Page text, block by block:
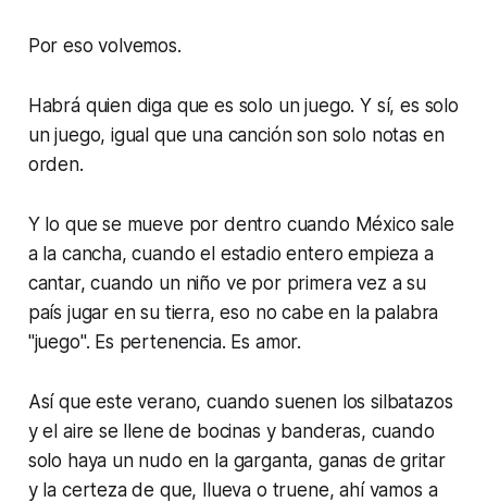
Por eso volvemos.
Habrá quien diga que es solo un juego. Y sí, es solo
un juego, igual que una canción son solo notas en
orden.
Y lo que se mueve por dentro cuando México sale
a la cancha, cuando el estadio entero empieza a
cantar, cuando un niño ve por primera vez a su
país jugar en su tierra, eso no cabe en la palabra
"juego". Es pertenencia. Es amor.
Así que este verano, cuando suenen los silbatazos
y el aire se llene de bocinas y banderas, cuando
solo haya un nudo en la garganta, ganas de gritar
y la certeza de que, llueva o truene, ahí vamos a